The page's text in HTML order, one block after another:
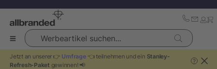
Werbeartikel suchen...
Jetzt an unserer 👉 Umfrage👈 teilnehmen und ein Stanley-
Refresh-Paket gewinnen! 📢
?